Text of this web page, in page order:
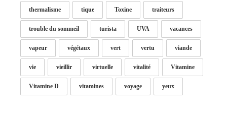
thermalisme tique Toxine traiteurs
trouble du sommeil turista UVA vacances
vapeur végétaux vert vertu viande
vie vieillir virtuelle vitalité Vitamine
Vitamine D vitamines voyage yeux